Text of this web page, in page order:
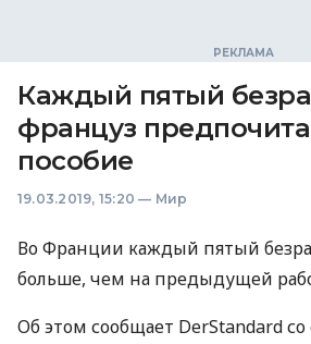
Каждый пятый
француз
пособие
19.03.2019, 15:20 — Мир
Во Франции каждый пятый
больше, чем на предыдущей
Об этом сообщает DerStandard